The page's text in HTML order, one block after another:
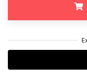
chansen
att tjäna
Gå